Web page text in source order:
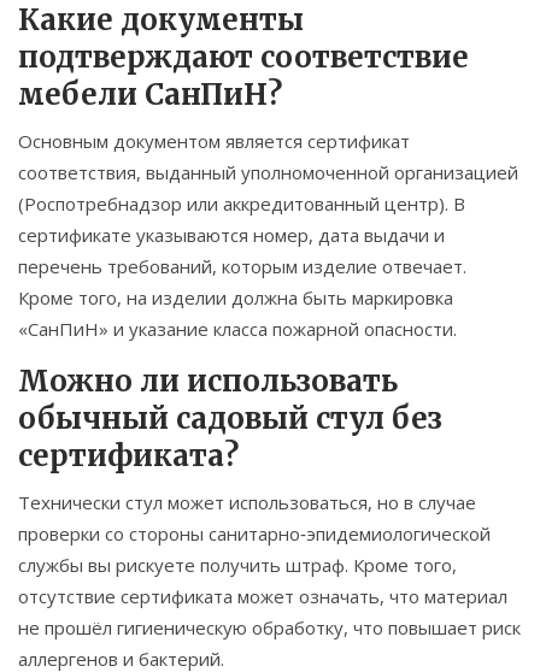
Какие документы
подтверждают соответствие
мебели СанПиН?
Основным документом является сертификат
соответствия, выданный уполномоченной организацией
(Роспотребнадзор или аккредитованный центр). В
сертификате указываются номер, дата выдачи и
перечень требований, которым изделие отвечает.
Кроме того, на изделии должна быть маркировка
«СанПиН» и указание класса пожарной опасности.
Можно ли использовать
обычный садовый стул без
сертификата?
Технически стул может использоваться, но в случае
проверки со стороны санитарно‑эпидемиологической
службы вы рискуете получить штраф. Кроме того,
отсутствие сертификата может означать, что материал
не прошёл гигиеническую обработку, что повышает риск
аллергенов и бактерий.